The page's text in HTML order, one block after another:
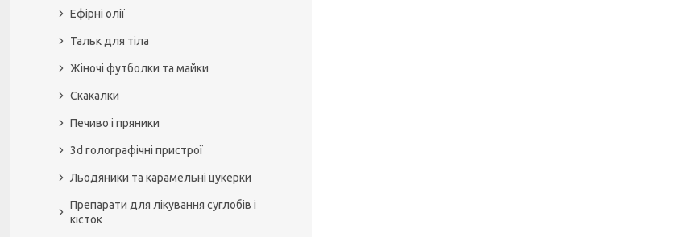
Ефірні олії
Тальк для тіла
Жіночі футболки та майки
Скакалки
Печиво і пряники
3d голографічні пристрої
Льодяники та карамельні цукерки
Препарати для лікування суглобів і
кісток